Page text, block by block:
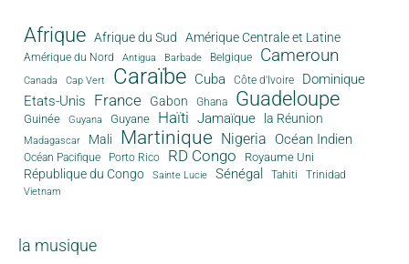
Afrique Afrique du Sud Amérique Centrale et Latine
Amérique du Nord Antigua Barbade Belgique Cameroun
Canada Cap Vert Caraïbe Cuba Côte d'Ivoire
Dominique
Etats-Unis
France Gabon Ghana Guadeloupe
Guinée Guyana Guyane Haïti Jamaïque la Réunion
Madagascar Mali Martinique Nigeria Océan Indien
Océan Pacifique Porto Rico RD Congo Royaume Uni
République du Congo Sainte Lucie Sénégal Tahiti Trinidad
Vietnam
la musique